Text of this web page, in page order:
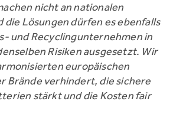
nicht an nationalen
die Lösungen dürfen es ebenfalls
und Recyclingunternehmen in
Risiken ausgesetzt. Wir
europäischen
Brände verhindert, die sichere
stärkt und die Kosten fair